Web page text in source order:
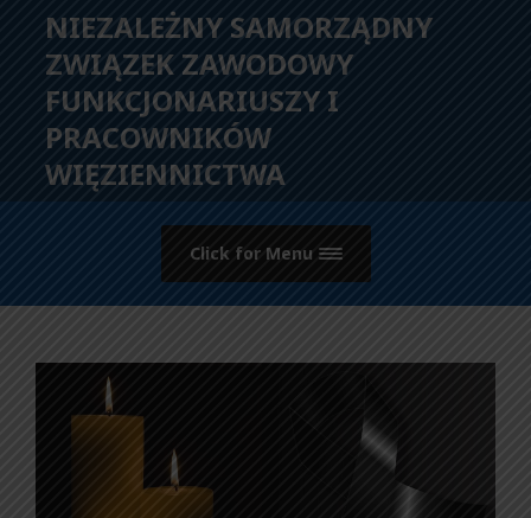
NIEZALEŻNY SAMORZĄDNY
ZWIĄZEK ZAWODOWY
FUNKCJONARIUSZY I
PRACOWNIKÓW
WIĘZIENNICTWA
Click for Menu